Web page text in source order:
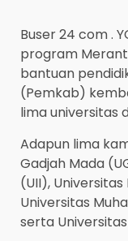
Buser 24 com .
program
bantuan
(Pemkab)
lima universitas
Adapun lima
Gadjah Mada
(UII),
Universitas
serta